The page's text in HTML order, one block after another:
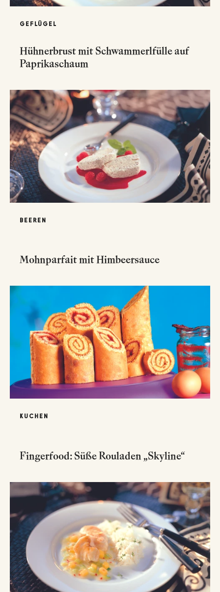
GEFLÜGEL
Hühnerbrust mit Schwammerlfülle auf
Paprikaschaum
BEEREN
Mohnparfait mit Himbeersauce
KUCHEN
Fingerfood: Süße Rouladen „Skyline“